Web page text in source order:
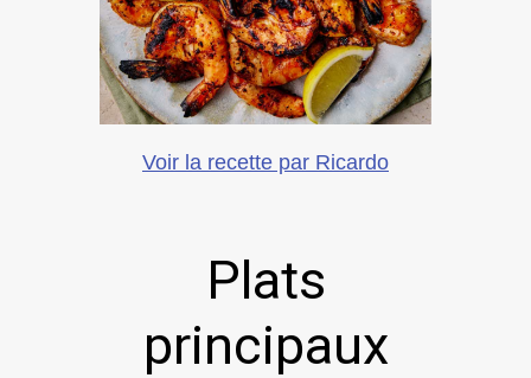
Voir la recette par Ricardo
Plats
principaux